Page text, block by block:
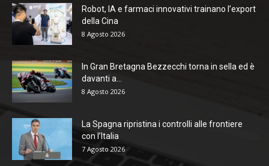
Robot, IA e farmaci innovativi trainano l’export
della Cina
8 Agosto 2026
In Gran Bretagna Bezzecchi torna in sella ed è
davanti a...
8 Agosto 2026
La Spagna ripristina i controlli alle frontiere
con l’Italia
7 Agosto 2026